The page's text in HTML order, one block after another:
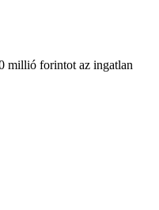
millió forintot az ingatlan